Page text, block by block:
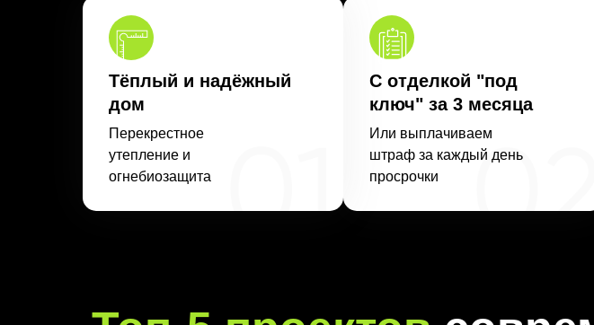
Тёплый и надёжный
дом
Перекрестное
утепление и
огнебиозащита
С отделкой "под
ключ" за 3 месяца
Или выплачиваем
штраф за каждый день
просрочки